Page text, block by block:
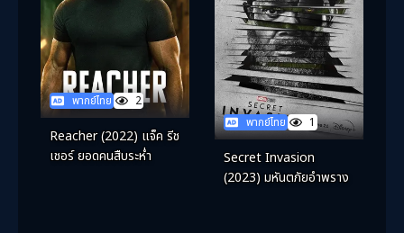
พากย์ไทย 2
Reacher (2022) แจ็ค รีช
เชอร์ ยอดคนสืบระห่ำ
พากย์ไทย 1
Secret Invasion
(2023) มหันตภัยอำพราง